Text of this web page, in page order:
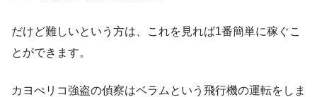
だけど難しいという方は、これを見れば1番簡単に稼ぐこ
とができます。
カヨぺリコ強盗の偵察はベラムという飛行機の運転をしま